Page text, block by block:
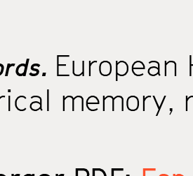
European
memory,